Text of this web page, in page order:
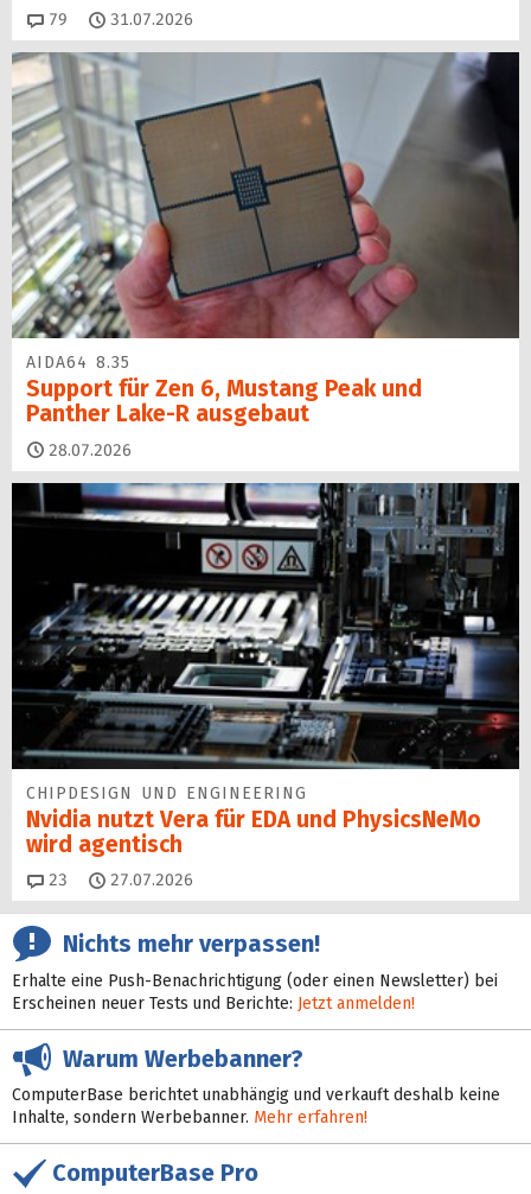
79 Kommentare
31.07.2026
AIDA64 8.35
Support für Zen 6, Mustang Peak und
Panther Lake-R ausgebaut
28.07.2026
CHIPDESIGN UND ENGINEERING
Nvidia nutzt Vera für EDA und PhysicsNeMo
wird agentisch
23 Kommentare
27.07.2026
Nichts mehr verpassen!
Erhalte eine Push-Benachrichtigung (oder einen Newsletter) bei
Erscheinen neuer Tests und Berichte: Jetzt anmelden!
Warum Werbebanner?
ComputerBase berichtet unabhängig und verkauft deshalb keine
Inhalte, sondern Werbebanner. Mehr erfahren!
ComputerBase Pro